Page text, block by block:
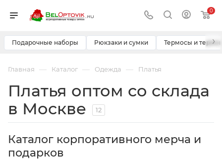
0
Подарочные наборы Рюкзаки и сумки Термосы и ›
Главная — Каталог — Одежда — Платья
Платья оптом со склада
в Москве
12
Каталог корпоративного мерча и
подарков